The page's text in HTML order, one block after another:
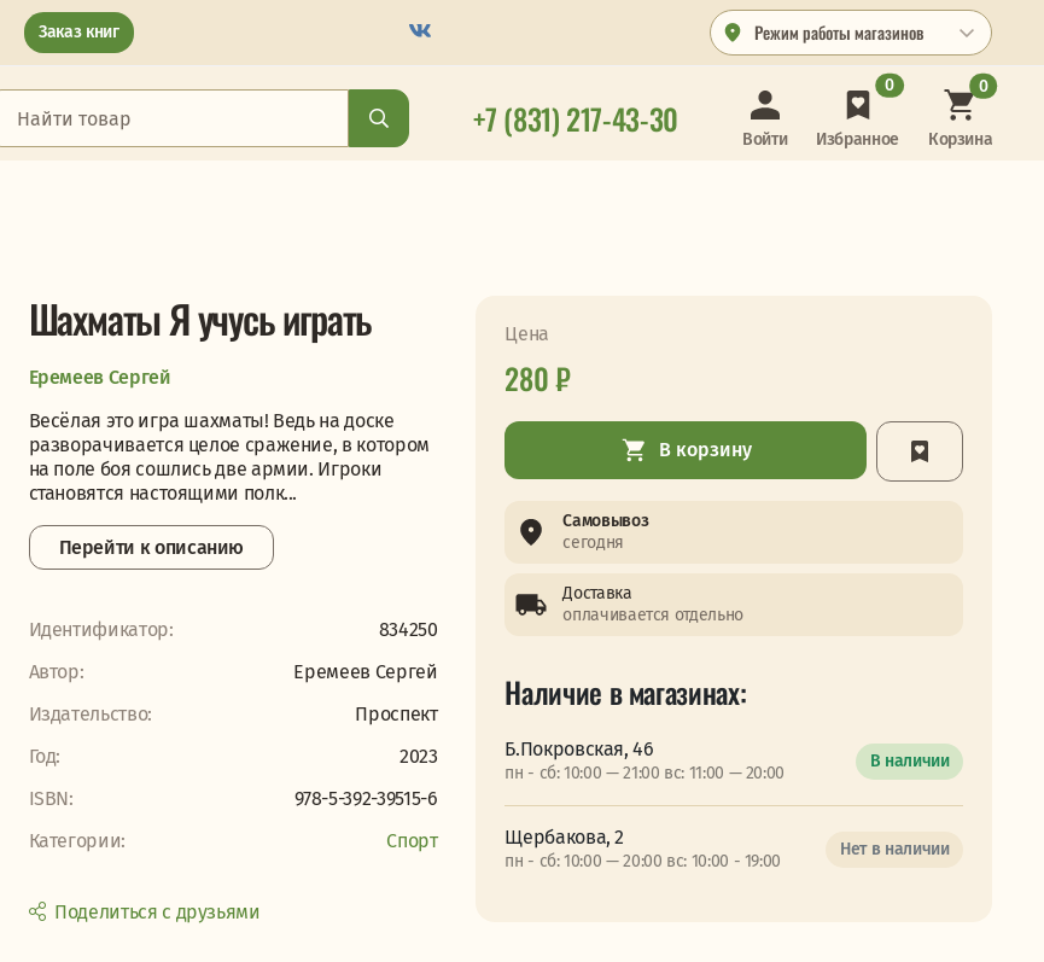
Заказ книг Режим работы магазинов
+7 (831) 217-43-30 Войти Избранное
0
Корзина
0
Шахматы Я учусь играть
Еремеев Сергей
Весёлая это игра шахматы! Ведь на доске
разворачивается целое сражение, в котором
на поле боя сошлись две армии. Игроки
становятся настоящими полк...
Перейти к описанию
Идентификатор:
834250
Автор:
Еремеев Сергей
Издательство:
Проспект
Год:
2023
ISBN:
978-5-392-39515-6
Категории:
Спорт
Поделиться с друзьями
Цена
280 ₽
В корзину
Самовывоз
сегодня
Доставка
оплачивается отдельно
Наличие в магазинах:
Б.Покровская, 46
пн - сб: 10:00 — 21:00 вс: 11:00 — 20:00
В наличии
Щербакова, 2
пн - сб: 10:00 — 20:00 вс: 10:00 - 19:00
Нет в наличии